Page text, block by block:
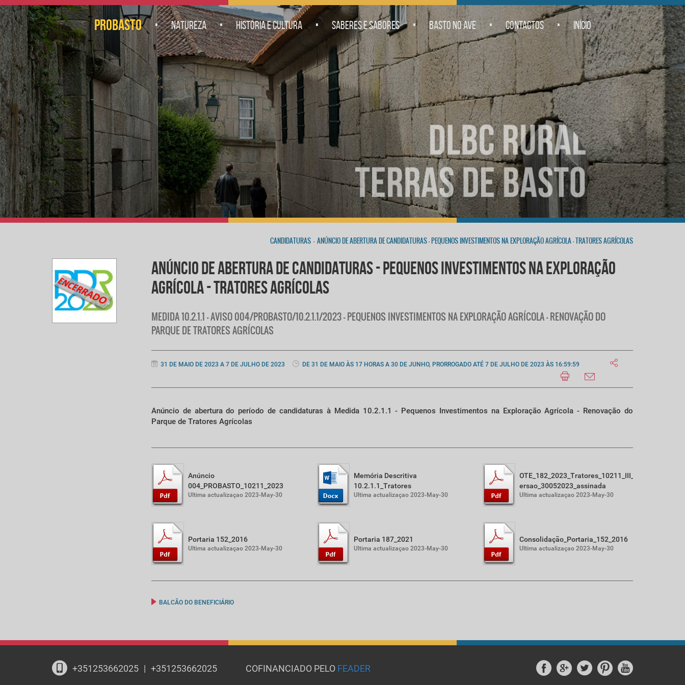
PROBASTO . NATUREZA . HISTÓRIA E CULTURA . SABERES E SABORES . BASTO NO AVE . CONTACTOS . INÍCIO
CANDIDATURAS - ANÚNCIO DE ABERTURA DE CANDIDATURAS - PEQUENOS INVESTIMENTOS NA EXPLORAÇÃO AGRÍCOLA - TRATORES AGRÍCOLAS
ANÚNCIO DE ABERTURA DE CANDIDATURAS - PEQUENOS INVESTIMENTOS NA EXPLORAÇÃO
AGRÍCOLA - TRATORES AGRÍCOLAS
MEDIDA 10.2.1.1 - AVISO 004/PROBASTO/10.2.1.1/2023 - PEQUENOS INVESTIMENTOS NA EXPLORAÇÃO AGRÍCOLA - RENOVAÇÃO DO
PARQUE DE TRATORES AGRÍCOLAS
31 DE MAIO DE 2023 A 7 DE JULHO DE 2023 DE 31 DE MAIO ÀS 17 HORAS A 30 DE JUNHO, PRORROGADO ATÉ 7 DE JULHO DE 2023 ÀS 16:59:59
Anúncio de abertura do período de candidaturas à Medida 10.2.1.1 - Pequenos Investimentos na Exploração Agrícola - Renovação do
Parque de Tratores Agrícolas
Anúncio
004_PROBASTO_10211_2023
Ultima actualizaçao 2023-May-30
Memória Descritiva
10.2.1.1_Tratores
Ultima actualizaçao 2023-May-30
OTE_182_2023_Tratores_10211_III_v
ersao_30052023_assinada
Ultima actualizaçao 2023-May-30
Portaria 152_2016
Ultima actualizaçao 2023-May-30
Portaria 187_2021
Ultima actualizaçao 2023-May-30
Consolidação_Portaria_152_2016
Ultima actualizaçao 2023-May-30
BALCÃO DO BENEFICIÁRIO
+351253662025 | +351253662025 COFINANCIADO PELO FEADER